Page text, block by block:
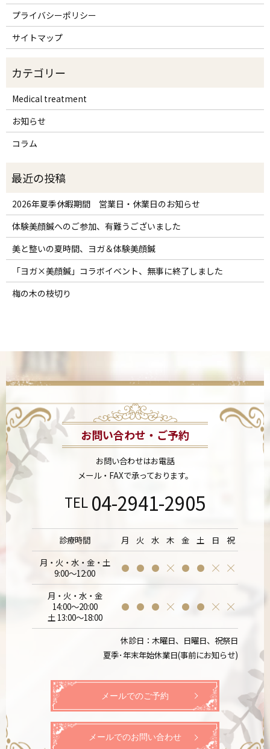
プライバシーポリシー
サイトマップ
Medical treatment
お知らせ
コラム
2026年夏季休暇期間 営業日・休業日のお知らせ
体験美顔鍼へのご参加、有難うございました
美と整いの夏時間、ヨガ＆体験美顔鍼
「ヨガ×美顔鍼」コラボイベント、無事に終了しました
梅の木の枝切り
お問い合わせ・ご予約
お問い合わせはお電話
メール・FAXで承っております。
TEL 04-2941-2905
診療時間 月 火 水 木 金 土 日
祝
月・火・水・金・土
9:00～12:00
月・火・水・金
14:00～20:00
土 13:00～18:00
休診日：木曜日、日曜日、祝祭日
夏季･年末年始休業日(事前にお知らせ)
メールでのご予約
メールでのお問い合わせ